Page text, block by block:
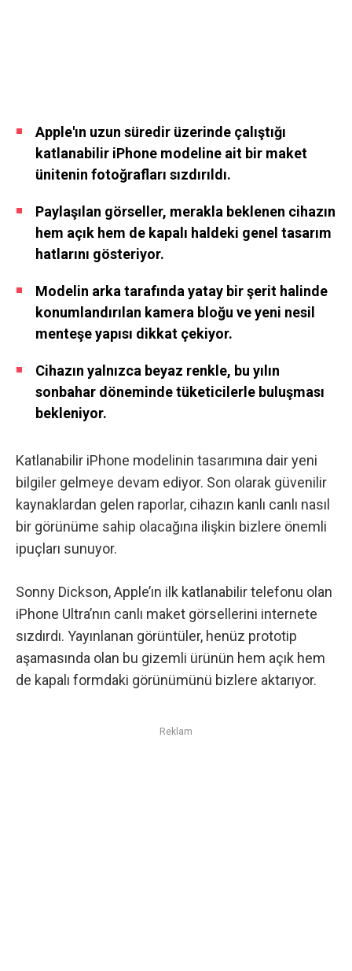
Apple'ın uzun süredir üzerinde çalıştığı
katlanabilir iPhone modeline ait bir maket
ünitenin fotoğrafları sızdırıldı.
Paylaşılan görseller, merakla beklenen cihazın
hem açık hem de kapalı haldeki genel tasarım
hatlarını gösteriyor.
Modelin arka tarafında yatay bir şerit halinde
konumlandırılan kamera bloğu ve yeni nesil
menteşe yapısı dikkat çekiyor.
Cihazın yalnızca beyaz renkle, bu yılın
sonbahar döneminde tüketicilerle buluşması
bekleniyor.
Katlanabilir iPhone modelinin tasarımına dair yeni
bilgiler gelmeye devam ediyor. Son olarak güvenilir
kaynaklardan gelen raporlar, cihazın kanlı canlı nasıl
bir görünüme sahip olacağına ilişkin bizlere önemli
ipuçları sunuyor.
Sonny Dickson, Apple’ın ilk katlanabilir telefonu olan
iPhone Ultra’nın canlı maket görsellerini internete
sızdırdı. Yayınlanan görüntüler, henüz prototip
aşamasında olan bu gizemli ürünün hem açık hem
de kapalı formdaki görünümünü bizlere aktarıyor.
Reklam